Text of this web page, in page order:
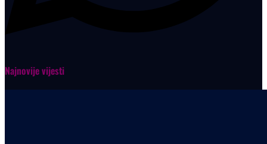
Najnovije vijesti